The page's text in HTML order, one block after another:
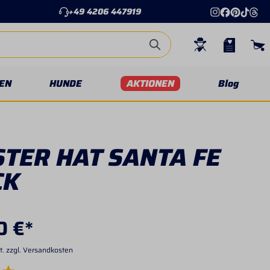
+49 4206 447919
HUNDE AKTIONEN Blog
HAT SANTA FE
€*
zzgl. Versandkosten